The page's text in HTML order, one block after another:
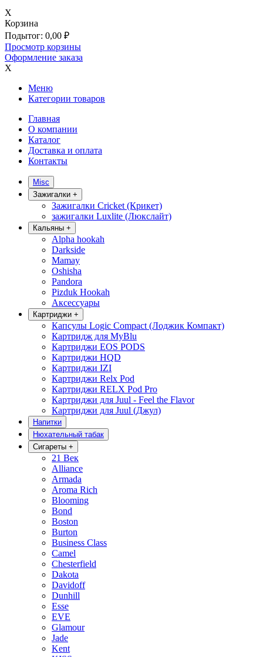
X
Корзина
Подытог: 0,00 ₽
Просмотр корзины
Оформление заказа
X
Меню
Категории товаров
Главная
О компании
Каталог
Доставка и оплата
Контакты
Misc
Зажигалки +
Зажигалки Cricket (Крикет)
зажигалки Luxlite (Люкслайт)
Кальяны +
Alpha hookah
Darkside
Mamay
Oshisha
Pandora
Pizduk Hookah
Аксессуары
Картриджи +
Капсулы Logic Compact (Лоджик Компакт)
Картридж для MyBlu
Картриджи EOS PODS
Картриджи HQD
Картриджи IZI
Картриджи Relx Pod
Картриджи RELX Pod Pro
Картриджи для Juul - Feel the Flavor
Картриджи для Juul (Джул)
Напитки
Нюхательный табак
Сигареты +
21 Век
Alliance
Armada
Aroma Rich
Blooming
Bond
Boston
Burton
Business Class
Camel
Chesterfield
Dakota
Davidoff
Dunhill
Esse
EVE
Glamour
Jade
Kent